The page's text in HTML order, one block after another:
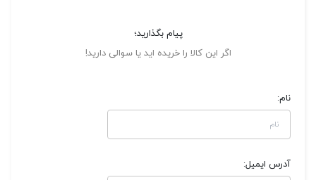
پیام بگذارید؛
اگر این کالا را خریده اید یا سوالی دارید!
نام:
آدرس ایمیل: